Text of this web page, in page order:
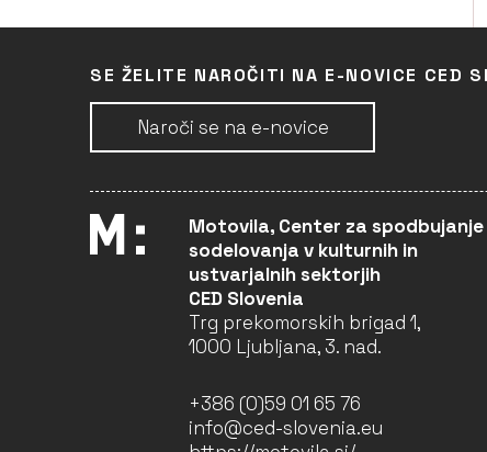
FESTIVAL LENT
Kulturno prireditveni
center Narodni dom
Maribor (Vodja)
NETWORK SUPPORTING
TRANS-NATIONAL
EXCHANGE AND
DISSEMINATION OF MUSIC
RESOURCES AT
EUROPEAN LEVEL
SIGIC – Slovenski
glasbenoinformacijski
LJUBLJANA
SE ŽELITE NAROČITI NA E-NOVICE CED
Naroči se na e-novice
Motovila, Center za spodbujanje
sodelovanja v kulturnih in
ustvarjalnih sektorjih
CED Slovenia
Trg prekomorskih brigad 1,
1000 Ljubljana, 3. nad.
+386 (0)59 01 65 76
info@ced-slovenia.eu